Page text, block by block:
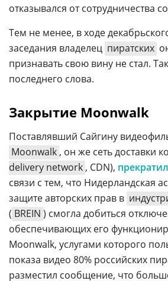
отказывался от сотрудничества
Тем не менее, в ходе
заседания владелец пиратских
признавать свою вину не стал.
последнего слова.
Закрытие Moonwalk
Поставлявший Сайгину
Moonwalk , он же сеть доставки
delivery network , CDN), прекратил
связи с тем, что Нидерландская
защите авторских прав в
( BREIN ) смогла добиться
обеспечивающих его
Moonwalk, услугами которого
показа видео 80% российских
разместил сообщение, что